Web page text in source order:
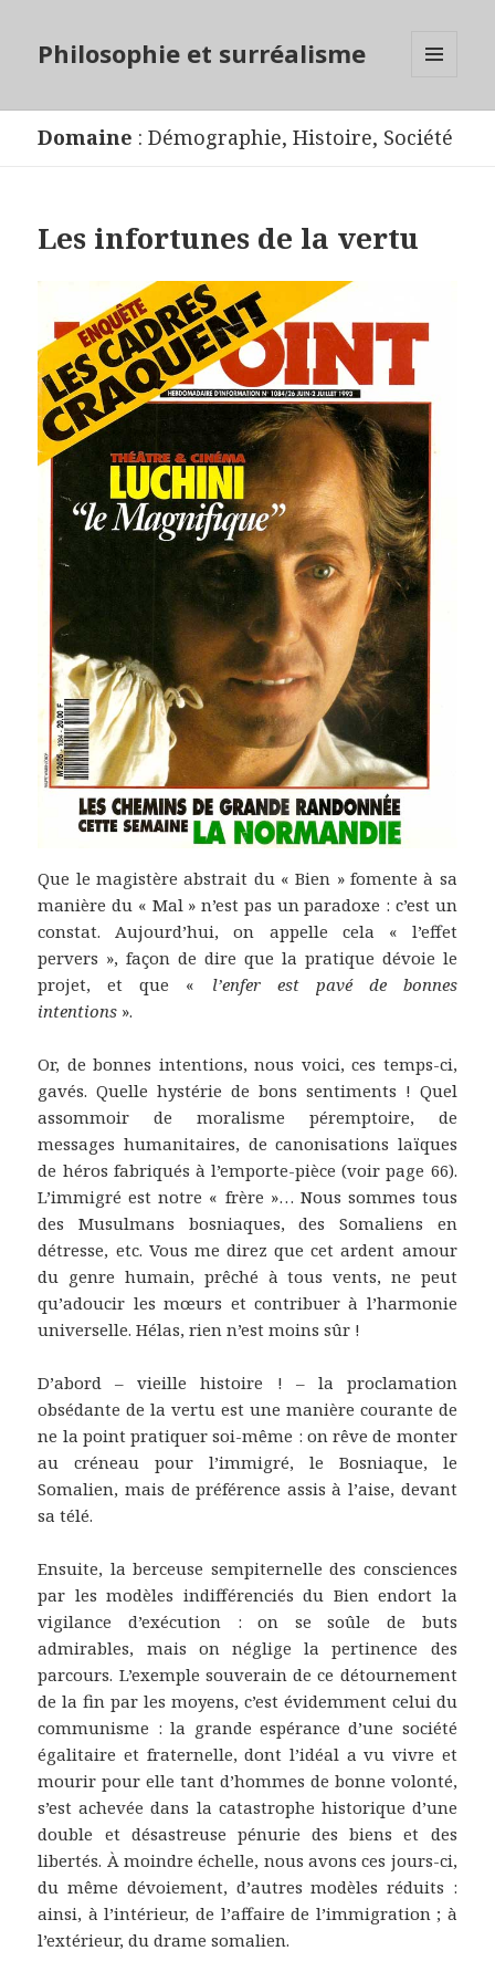
Philosophie et surréalisme
Domaine :Démographie,Histoire, Société
Les infortunes de la vertu
Que le magistère abstrait du « Bien » fomente à sa
manière du « Mal » n’est pas un paradoxe : c’est un
constat. Aujourd’hui, on appelle cela « l’effet
pervers », façon de dire que la pratique dévoie le
projet, et que « l’enfer est pavé de bonnes
intentions ».
Or, de bonnes intentions, nous voici, ces temps-ci,
gavés. Quelle hystérie de bons sentiments ! Quel
assommoir de moralisme péremptoire, de
messages humanitaires, de canonisations laïques
de héros fabriqués à l’emporte-pièce (voir page 66).
L’immigré est notre « frère »… Nous sommes tous
des Musulmans bosniaques, des Somaliens en
détresse, etc. Vous me direz que cet ardent amour
du genre humain, prêché à tous vents, ne peut
qu’adoucir les mœurs et contribuer à l’harmonie
universelle. Hélas, rien n’est moins sûr !
D’abord – vieille histoire ! – la proclamation
obsédante de la vertu est une manière courante de
ne la point pratiquer soi-même : on rêve de monter
au créneau pour l’immigré, le Bosniaque, le
Somalien, mais de préférence assis à l’aise, devant
sa télé.
Ensuite, la berceuse sempiternelle des consciences
par les modèles indifférenciés du Bien endort la
vigilance d’exécution : on se soûle de buts
admirables, mais on néglige la pertinence des
parcours. L’exemple souverain de ce détournement
de la fin par les moyens, c’est évidemment celui du
communisme : la grande espérance d’une société
égalitaire et fraternelle, dont l’idéal a vu vivre et
mourir pour elle tant d’hommes de bonne volonté,
s’est achevée dans la catastrophe historique d’une
double et désastreuse pénurie des biens et des
libertés. À moindre échelle, nous avons ces jours-ci,
du même dévoiement, d’autres modèles réduits :
ainsi, à l’intérieur, de l’affaire de l’immigration ; à
l’extérieur, du drame somalien.